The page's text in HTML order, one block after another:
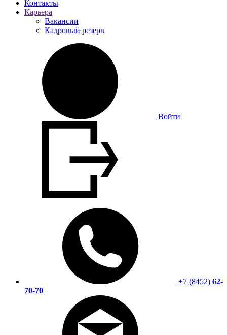
Контакты
Карьера
Вакансии
Кадровый резерв
Войти
+7 (8452) 62-
70-70